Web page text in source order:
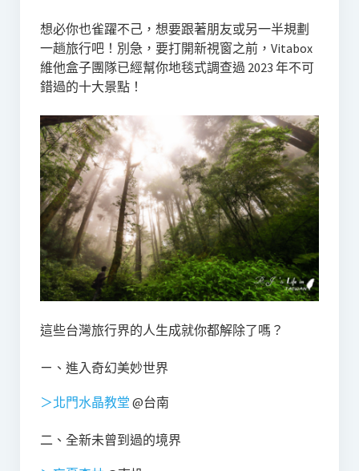
想必你也雀躍不己，想要跟著朋友或另一半規劃
一趟旅行吧！別急，要打開新視窗之前，Vitabox
維他盒子團隊已經幫你地毯式調查過 2023 年不可
錯過的十大景點！
這些台灣旅行界的人生成就你都解除了嗎？
ㄧ、進入奇幻美妙世界
＞北門水晶教堂 @台南
二、全新未曾到過的境界